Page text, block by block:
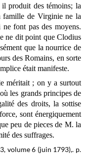
produit des témoins; la
famille de Virginie ne la
font pas des moyens.
ne dit point que Clodius
que la nourrice de
des Romains, en sorte
était manifeste.
méritait ; on y a surtout
les grands principes de
des droits, la sottise
sont énergiquement
peu de pieces de M. la
des suffrages.
volume 6 (juin 1793),. p.